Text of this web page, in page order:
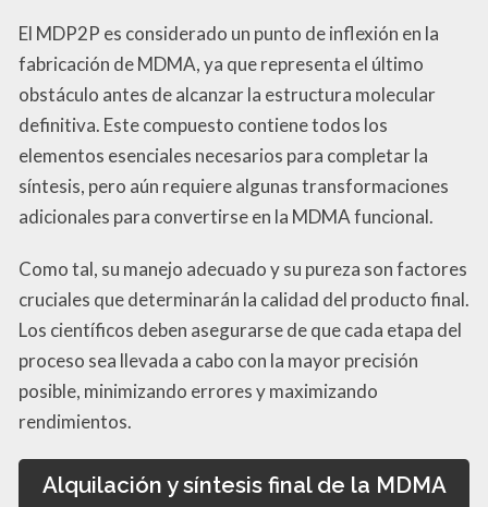
El MDP2P es considerado un punto de inflexión en la
fabricación de MDMA, ya que representa el último
obstáculo antes de alcanzar la estructura molecular
definitiva. Este compuesto contiene todos los
elementos esenciales necesarios para completar la
síntesis, pero aún requiere algunas transformaciones
adicionales para convertirse en la MDMA funcional.
Como tal, su manejo adecuado y su pureza son factores
cruciales que determinarán la calidad del producto final.
Los científicos deben asegurarse de que cada etapa del
proceso sea llevada a cabo con la mayor precisión
posible, minimizando errores y maximizando
rendimientos.
Alquilación y síntesis final de la MDMA